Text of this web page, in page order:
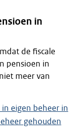
in
de fiscale
pensioen in
meer van
eigen beheer in
gehouden